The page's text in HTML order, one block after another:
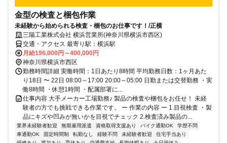
金型の検査と梱包作業
未経験から始められる検査・梱包のお仕事です！/正横
三陽工業株式会社 横浜営業所(神奈川県横浜市西区)
交通・アクセス 最寄り駅：横浜駅
月給196,000円～400,000円
神奈川県横浜市西区
勤務時間詳細 実働時間：1日あたり8時間 平均勤務日数：1ヶ月あた
り18日 〜 22日 08:00～17:00 20:00～05:00 日勤または交替勤務 ・実
働8時間 ・休憩1時間 ・配属部署に...
仕事内容 大手メーカー工場勤務♪ 製品の検査や梱包をお任せ！ 未経
験者の方でも挑戦できる作業です。 ー 作業の内容 ー 1.目視検査 ・製
品にキズや凹みが無いかを目視でチェック 2.検査済み製品の...
業界未経験者歓迎 無期雇用派遣 資格取得支援あり バイク通勤OK
学歴不問
車通勤OK
固定時間制 転勤なし 経験不問 未経験者歓迎
住宅手当あり